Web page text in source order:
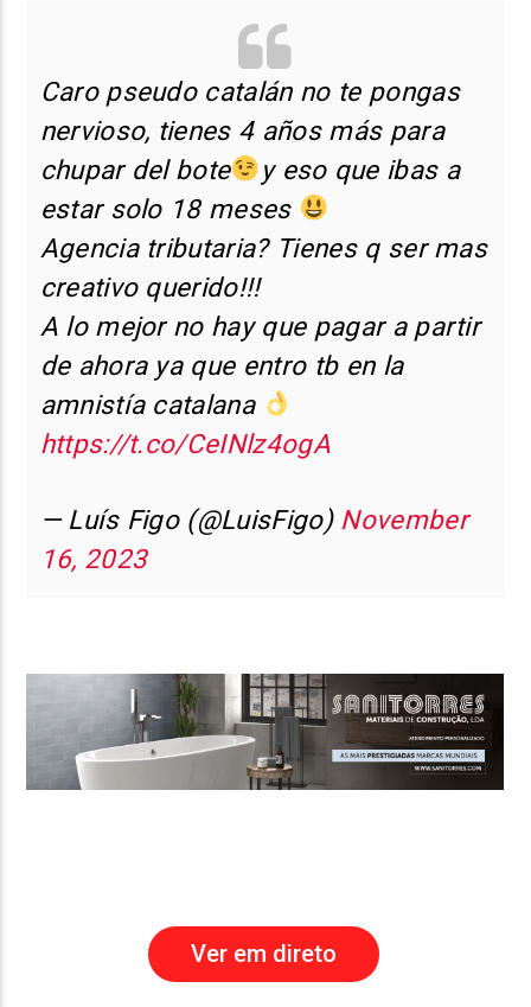
Caro pseudo catalán no te pongas
nervioso, tienes 4 años más para
chupar del bote
y eso que ibas a
estar solo 18 meses
Agencia tributaria? Tienes q ser mas
creativo querido!!!
A lo mejor no hay que pagar a partir
de ahora ya que entro tb en la
amnistía catalana
https://t.co/CeINlz4ogA
— Luís Figo (@LuisFigo) November
16, 2023
Ver em direto